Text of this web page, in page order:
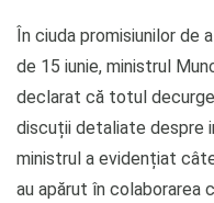
În ciuda promisiunilor de
de 15 iunie, ministrul
declarat că totul
discuții detaliate despre
ministrul a evidențiat
au apărut în colaborarea